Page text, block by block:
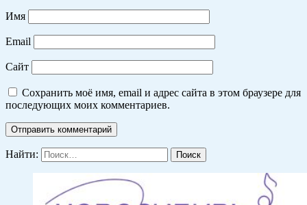
Имя
Email
Сайт
Сохранить моё имя, email и адрес сайта в этом браузере для
последующих моих комментариев.
Найти: